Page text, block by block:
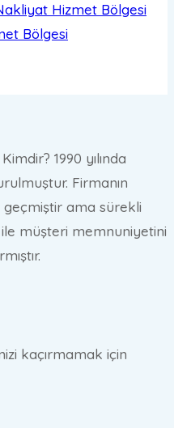
Hizmet Bölgesi
Bölgesi
1990 yılında
Firmanın
geçmiştir ama sürekli
müşteri memnuniyetini
kaçırmamak için